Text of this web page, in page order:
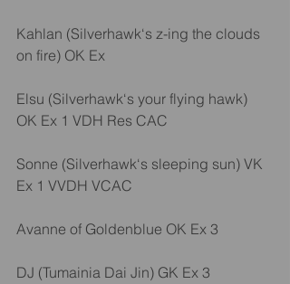
Kahlan (Silverhawk‘s z-ing the clouds
on fire) OK Ex
Elsu (Silverhawk‘s your flying hawk)
OK Ex 1 VDH Res CAC
Sonne (Silverhawk‘s sleeping sun) VK
Ex 1 VVDH VCAC
Avanne of Goldenblue OK Ex 3
DJ (Tumainia Dai Jin) GK Ex 3